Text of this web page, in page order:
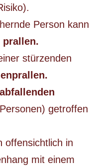
Person kann
prallen.
stürzenden
getroffen
offensichtlich in
mit einem